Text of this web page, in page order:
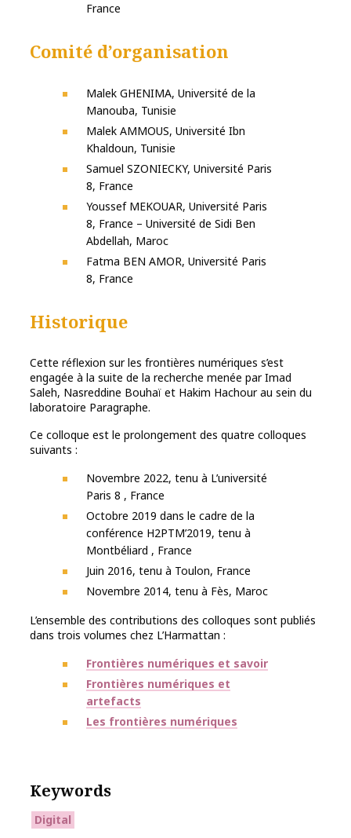
France
Comité d’organisation
Malek GHENIMA, Université de la
Manouba, Tunisie
Malek AMMOUS, Université Ibn
Khaldoun, Tunisie
Samuel SZONIECKY, Université Paris
8, France
Youssef MEKOUAR, Université Paris
8, France – Université de Sidi Ben
Abdellah, Maroc
Fatma BEN AMOR, Université Paris
8, France
Historique
Cette réflexion sur les frontières numériques s’est
engagée à la suite de la recherche menée par Imad
Saleh, Nasreddine Bouhaï et Hakim Hachour au sein du
laboratoire Paragraphe.
Ce colloque est le prolongement des quatre colloques
suivants :
Novembre 2022, tenu à L’université
Paris 8 , France
Octobre 2019 dans le cadre de la
conférence H2PTM’2019, tenu à
Montbéliard , France
Juin 2016, tenu à Toulon, France
Novembre 2014, tenu à Fès, Maroc
L’ensemble des contributions des colloques sont publiés
dans trois volumes chez L’Harmattan :
Frontières numériques et savoir
Frontières numériques et
artefacts
Les frontières numériques
Keywords
Digital